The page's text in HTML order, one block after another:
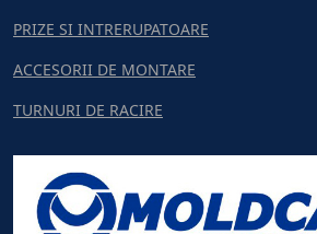
PRIZE SI INTRERUPATOARE
ACCESORII DE MONTARE
TURNURI DE RACIRE